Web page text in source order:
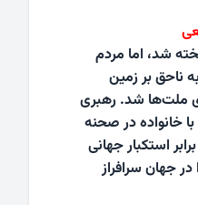
شد، اما مردم
ناحق بر زمین
ملت‌ها شد. رهبری
خانواده در صحنه
استکبار جهانی
در جهان سرافراز